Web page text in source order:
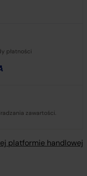
płatności
zawartości.
platformie handlowej